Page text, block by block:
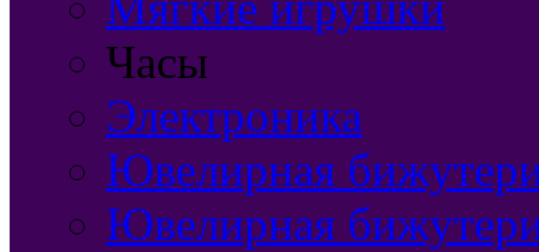
Часы
Электроника
Ювелирная
Ювелирная